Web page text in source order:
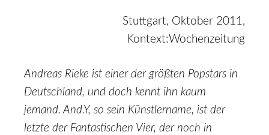
Stuttgart, Oktober 2011,
Kontext:Wochenzeitung
Andreas Rieke ist einer der größten Popstars in
Deutschland, und doch kennt ihn kaum
jemand. And.Y, so sein Künstlername, ist der
letzte der Fantastischen Vier, der noch in